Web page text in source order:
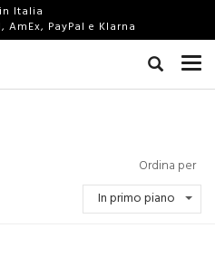
Italia
AmEx, PayPal e Klarna
Ordina per
In primo piano